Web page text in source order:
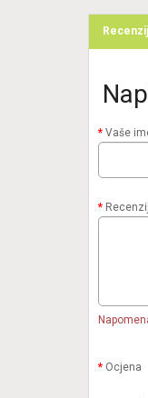
Vaše
Ocjena